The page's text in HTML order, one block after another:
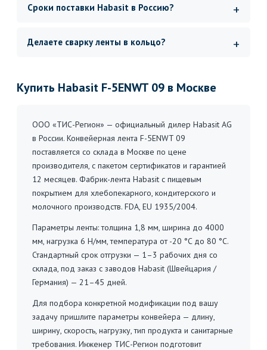
Сроки поставки Habasit в Россию?
Делаете сварку ленты в кольцо?
Купить Habasit F-5ENWT 09 в Москве
ООО «ТИС-Регион» — официальный дилер Habasit AG
в России. Конвейерная лента F-5ENWT 09
поставляется со склада в Москве по цене
производителя, с пакетом сертификатов и гарантией
12 месяцев. Фабрик-лента Habasit с пищевым
покрытием для хлебопекарного, кондитерского и
молочного производств. FDA, EU 1935/2004.
Параметры ленты: толщина 1,8 мм, ширина до 4000
мм, нагрузка 6 Н/мм, температура от -20 °C до 80 °C.
Стандартный срок отгрузки — 1–3 рабочих дня со
склада, под заказ с заводов Habasit (Швейцария /
Германия) — 21–45 дней.
Для подбора конкретной модификации под вашу
задачу пришлите параметры конвейера — длину,
ширину, скорость, нагрузку, тип продукта и санитарные
требования. Инженер ТИС-Регион подготовит